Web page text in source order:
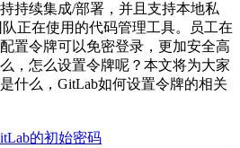
ci.yml
洞，可以启用依赖性扫描。在
依赖性扫描模板：
持续集成/部署，并且支持本地私
正在使用的代码管理工具。员工在
置令牌可以免密登录，更加安全高
，怎么设置令牌呢？本文将为大家
什么，GitLab如何设置令牌的相关
的初始密码